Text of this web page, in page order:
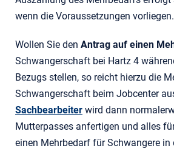
wenn die Voraussetzungen vorliegen.
Wollen Sie den Antrag auf einen
Schwangerschaft bei Hartz 4
Bezugs stellen, so reicht hierzu die
Schwangerschaft beim Jobcenter
Sachbearbeiter wird dann
Mutterpasses anfertigen und alles
einen Mehrbedarf für Schwangere in